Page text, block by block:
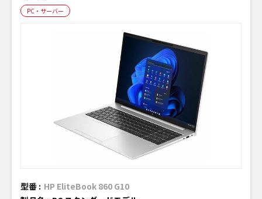
PC・サーバー
型番 : HP EliteBook 860 G10